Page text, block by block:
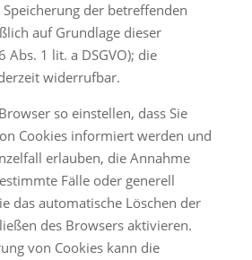
der betreffenden
auf Grundlage dieser
Abs. 1 lit. a DSGVO); die
widerrufbar.
so einstellen, dass Sie
Cookies informiert werden und
erlauben, die Annahme
Fälle oder generell
das automatische Löschen der
des Browsers aktivieren.
von Cookies kann die